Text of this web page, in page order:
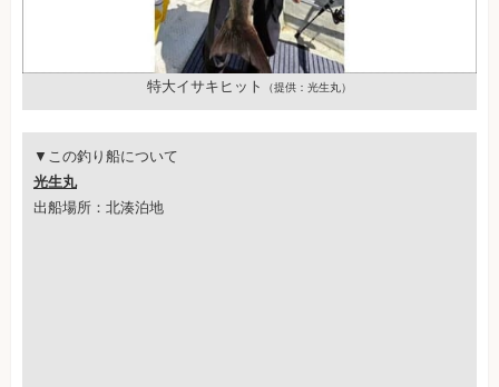
特大イサキヒット （提供：光生丸）
▼この釣り船について
光生丸
出船場所：北湊泊地